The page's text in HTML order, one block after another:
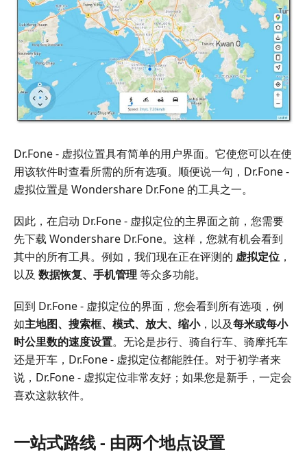
Dr.Fone - 虚拟位置具有简单的用户界面。它使您可以在使
用该软件时查看所需的所有选项。顺便说一句，Dr.Fone -
虚拟位置是 Wondershare Dr.Fone 的工具之一。
因此，在启动 Dr.Fone - 虚拟定位的主界面之前，您需要
先下载 Wondershare Dr.Fone。这样，您就有机会看到
其中的所有工具。例如，我们现在正在评测的 虚拟定位 ，
以及 数据恢复、手机管理 等众多功能。
回到 Dr.Fone - 虚拟定位的界面，您会看到所有选项，例
如主地图、搜索框、模式、放大、缩小，以及每米或每小
时公里数的速度设置。无论是步行、骑自行车、骑摩托车
还是开车，Dr.Fone - 虚拟定位都能胜任。对于初学者来
说，Dr.Fone - 虚拟定位非常友好；如果您是新手，一定会
喜欢这款软件。
一站式路线 - 由两个地点设置